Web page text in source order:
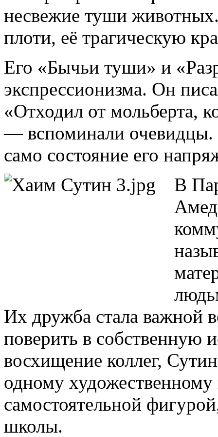
несвежие туши
плоти, её трагическую
Его «Бычьи туши» и
экспрессионизма. Он
«Отходил от мольберта,
— вспоминали очевидцы.
само состояние его
В
Их дружба стала важной
поверить в собственную
восхищение коллег,
одному
самостоятельной
школы.